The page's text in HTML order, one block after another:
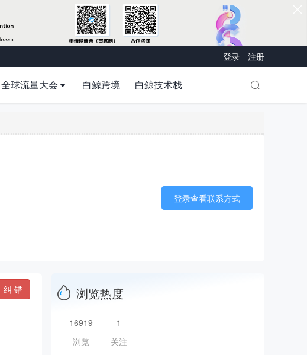
登录 注册
全球流量大会 白鲸跨境 白鲸技术栈
登录查看联系方式
纠 错 浏览热度
16919
浏览
1
关注